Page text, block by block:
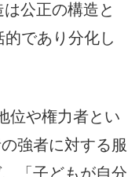
公正の構造と
であり分化し
位や権力者とい
強者に対する服
「子どもが自分